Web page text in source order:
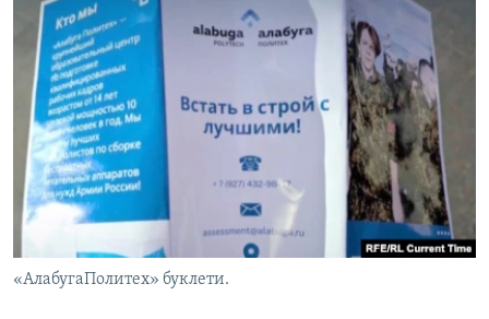
«АлабугаПолитех» буклети.